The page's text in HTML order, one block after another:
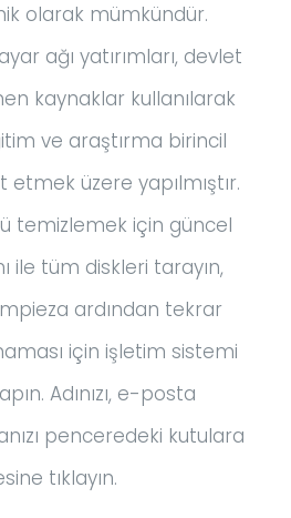
olarak mümkündür.
ağı yatırımları, devlet
kaynaklar kullanılarak
ve araştırma birincil
üzere yapılmıştır.
temizlemek için güncel
ile tüm diskleri tarayın,
ardından tekrar
için işletim sistemi
Adınızı, e-posta
penceredeki kutulara
tıklayın.